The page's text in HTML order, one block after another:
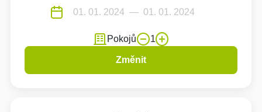
Pokojů 1
Změnit